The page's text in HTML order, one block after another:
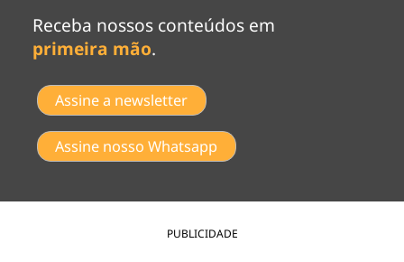
Receba nossos conteúdos em
primeira mão.
Assine a newsletter
Assine nosso Whatsapp
PUBLICIDADE